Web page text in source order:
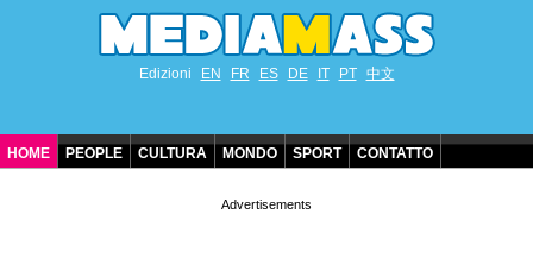
Edizioni EN FR ES DE IT PT 中文
HOME PEOPLE CULTURA MONDO SPORT CONTATTO